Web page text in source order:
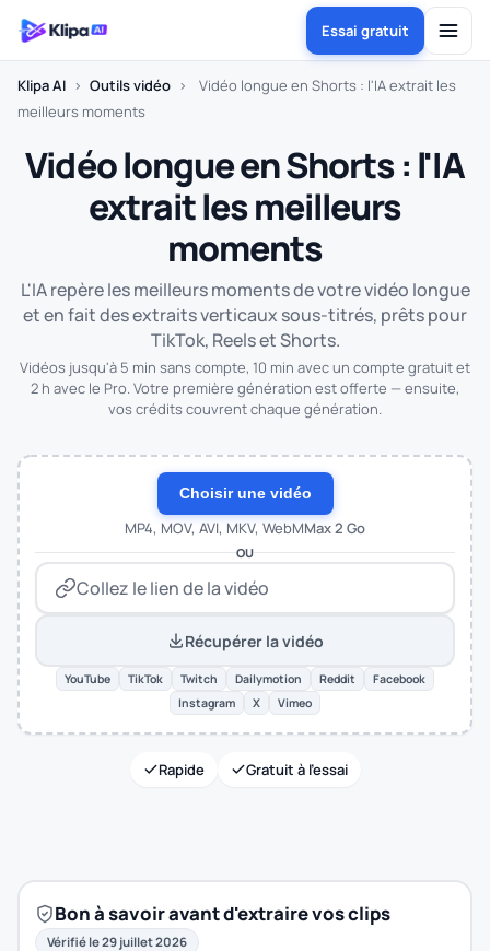
Essai gratuit
Klipa AI › Outils vidéo ›
Vidéo longue en Shorts : l'IA extrait les
meilleurs moments
Vidéo longue en Shorts : l'IA
extrait les meilleurs
moments
L'IA repère les meilleurs moments de votre vidéo longue
et en fait des extraits verticaux sous-titrés, prêts pour
TikTok, Reels et Shorts.
Vidéos jusqu'à 5 min sans compte, 10 min avec un compte gratuit et
2 h avec le Pro. Votre première génération est offerte — ensuite,
vos crédits couvrent chaque génération.
Choisir une vidéo
MP4, MOV, AVI, MKV, WebMMax 2 Go
OU
Récupérer la vidéo
YouTube TikTok Twitch Dailymotion Reddit
Facebook
Instagram
X Vimeo
Rapide Gratuit à l'essai
Bon à savoir avant d'extraire vos clips
Vérifié le 29 juillet 2026